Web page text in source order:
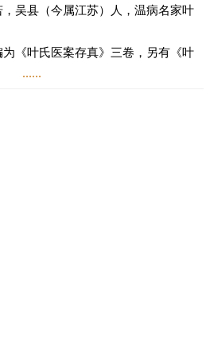
吴县（今属江苏）人，温病名家叶
《叶氏医案存真》三卷，另有《叶
......